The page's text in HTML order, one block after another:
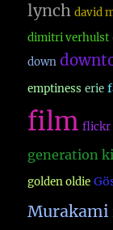
lynch david
dimitri verhulst
down
emptiness erie
film flickr
generation
golden oldie
Murakami